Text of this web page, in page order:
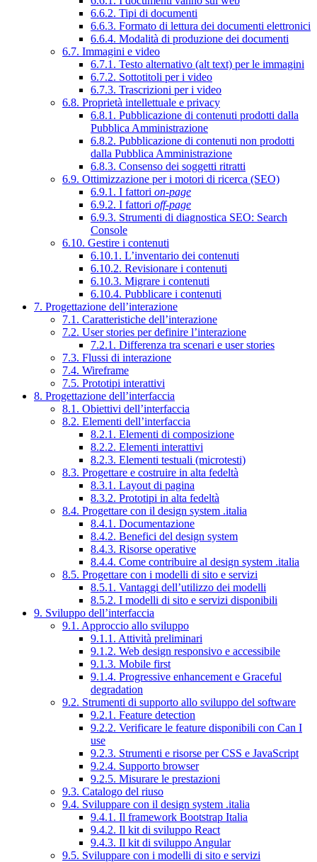
6.6.2. Tipi di documenti
6.6.3. Formato di lettura dei documenti elettronici
6.6.4. Modalità di produzione dei documenti
6.7. Immagini e video
6.7.1. Testo alternativo (alt text) per le immagini
6.7.2. Sottotitoli per i video
6.7.3. Trascrizioni per i video
6.8. Proprietà intellettuale e privacy
6.8.1. Pubblicazione di contenuti prodotti dalla
Pubblica Amministrazione
6.8.2. Pubblicazione di contenuti non prodotti
dalla Pubblica Amministrazione
6.8.3. Consenso dei soggetti ritratti
6.9. Ottimizzazione per i motori di ricerca (SEO)
6.9.1. I fattori on-page
6.9.2. I fattori off-page
6.9.3. Strumenti di diagnostica SEO: Search
Console
6.10. Gestire i contenuti
6.10.1. L’inventario dei contenuti
6.10.2. Revisionare i contenuti
6.10.3. Migrare i contenuti
6.10.4. Pubblicare i contenuti
7. Progettazione dell’interazione
7.1. Caratteristiche dell’interazione
7.2. User stories per definire l’interazione
7.2.1. Differenza tra scenari e user stories
7.3. Flussi di interazione
7.4. Wireframe
7.5. Prototipi interattivi
8. Progettazione dell’interfaccia
8.1. Obiettivi dell’interfaccia
8.2. Elementi dell’interfaccia
8.2.1. Elementi di composizione
8.2.2. Elementi interattivi
8.2.3. Elementi testuali (microtesti)
8.3. Progettare e costruire in alta fedeltà
8.3.1. Layout di pagina
8.3.2. Prototipi in alta fedeltà
8.4. Progettare con il design system .italia
8.4.1. Documentazione
8.4.2. Benefici del design system
8.4.3. Risorse operative
8.4.4. Come contribuire al design system .italia
8.5. Progettare con i modelli di sito e servizi
8.5.1. Vantaggi dell’utilizzo dei modelli
8.5.2. I modelli di sito e servizi disponibili
9. Sviluppo dell’interfaccia
9.1. Approccio allo sviluppo
9.1.1. Attività preliminari
9.1.2. Web design responsivo e accessibile
9.1.3. Mobile first
9.1.4. Progressive enhancement e Graceful
degradation
9.2. Strumenti di supporto allo sviluppo del software
9.2.1. Feature detection
9.2.2. Verificare le feature disponibili con Can I
use
9.2.3. Strumenti e risorse per CSS e JavaScript
9.2.4. Supporto browser
9.2.5. Misurare le prestazioni
9.3. Catalogo del riuso
9.4. Sviluppare con il design system .italia
9.4.1. Il framework Bootstrap Italia
9.4.2. Il kit di sviluppo React
9.4.3. Il kit di sviluppo Angular
9.5. Sviluppare con i modelli di sito e servizi